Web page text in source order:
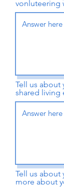
vonluteering
Tell us about
shared living
Tell us about
more about